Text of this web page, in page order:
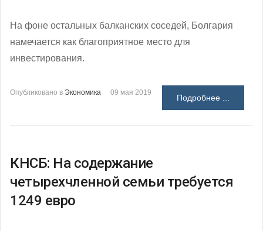
На фоне остальных балканских соседей, Болгария
намечается как благоприятное место для
инвестирования.
Опубликовано в Экономика 09 мая 2019
Подробнее ...
КНСБ: На содержание
четырехчленной семьи требуется
1249 евро